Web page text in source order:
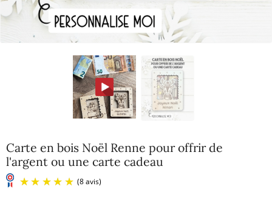
Carte en bois Noël Renne pour offrir de
l'argent ou une carte cadeau